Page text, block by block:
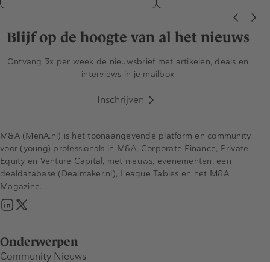
Blijf op de hoogte van al het nieuws
Ontvang 3x per week de nieuwsbrief met artikelen, deals en
interviews in je mailbox
Inschrijven
Onderwerpen
Community Nieuws
M&A (MenA.nl) is het toonaangevende platform en community
voor (young) professionals in M&A, Corporate Finance, Private
Equity en Venture Capital, met nieuws, evenementen, een
dealdatabase (Dealmaker.nl), League Tables en het M&A
Magazine.